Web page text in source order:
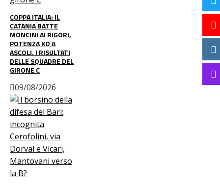
COPPA ITALIA: IL
CATANIA BATTE
MONCINI AI RIGORI,
POTENZA KO A
ASCOLI. I RISULTATI
DELLE SQUADRE DEL
GIRONE C
09/08/2026